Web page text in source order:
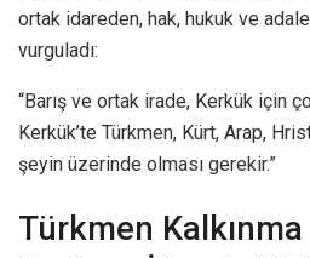
ortak idareden, hak, hukuk ve
vurguladı:
“Barış ve ortak irade, Kerkük için
Kerkük’te Türkmen, Kürt, Arap,
şeyin üzerinde olması gerekir.”
Türkmen